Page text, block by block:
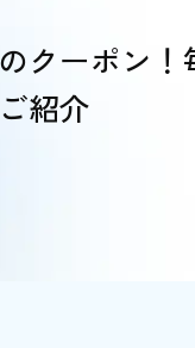
クーポン！
紹介